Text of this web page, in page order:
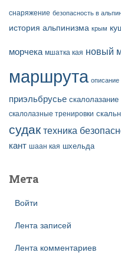
снаряжение безопасность в
история альпинизма крым
морчека мшатка кая новый
маршрута описание
приэльбрусье скалолазание
скалолазные тренировки
судак техника
кант шаан кая шхельда
Мета
Войти
Лента записей
Лента комментариев